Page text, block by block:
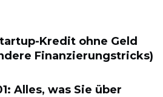
Kredit ohne Geld
Finanzierungstricks)
Alles, was Sie über